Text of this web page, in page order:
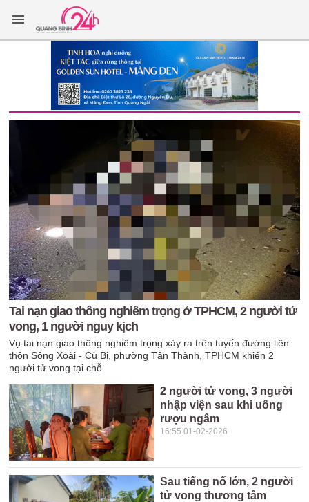
Tai nạn giao thông nghiêm trọng ở TPHCM, 2 người tử
vong, 1 người nguy kịch
Vụ tai nạn giao thông nghiêm trọng xảy ra trên tuyến đường liên
thôn Sông Xoài - Cù Bị, phường Tân Thành, TPHCM khiến 2
người tử vong tại chỗ
2 người tử vong, 3 người
nhập viện sau khi uống
rượu ngâm
16:55 01-02-2026
Sau tiếng nổ lớn, 2 người
tử vong thương tâm